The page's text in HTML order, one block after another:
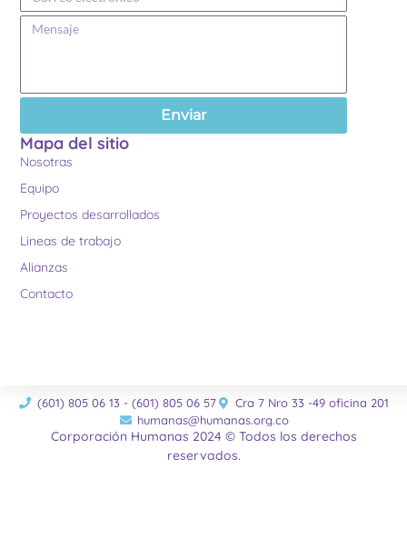
Enviar
Mapa del sitio
Nosotras
Equipo
Proyectos desarrollados
Lineas de trabajo
Alianzas
Contacto
(601) 805 06 13 - (601) 805 06 57
Cra 7 Nro 33 -49 oficina 201
humanas@humanas.org.co
Corporación Humanas 2024 © Todos los derechos
reservados.